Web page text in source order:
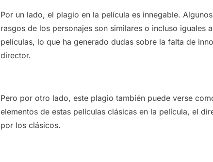
Por un lado, el plagio en la película es innegable.
rasgos de los personajes son similares o incluso iguales
películas, lo que ha generado dudas sobre la falta de
director.
Pero por otro lado, este plagio también puede verse
elementos de estas películas clásicas en la película, el
por los clásicos.